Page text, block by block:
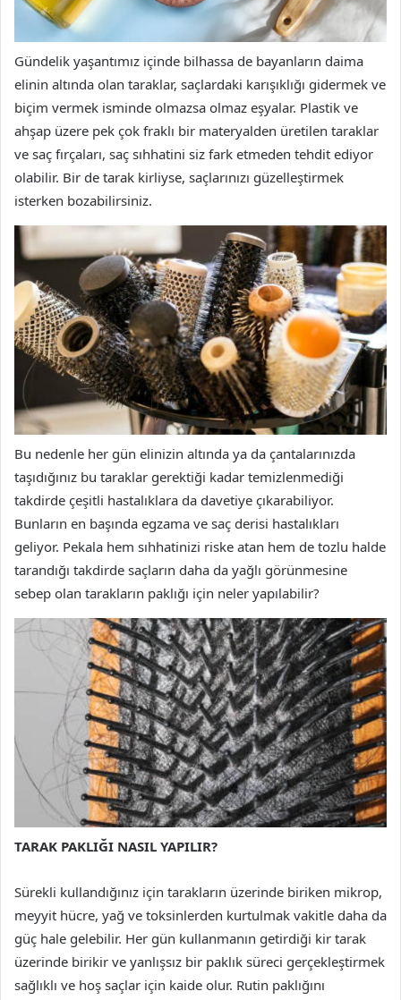
Gündelik yaşantımız içinde bilhassa de bayanların daima
elinin altında olan taraklar, saçlardaki karışıklığı gidermek ve
biçim vermek isminde olmazsa olmaz eşyalar. Plastik ve
ahşap üzere pek çok fraklı bir materyalden üretilen taraklar
ve saç fırçaları, saç sıhhatini siz fark etmeden tehdit ediyor
olabilir. Bir de tarak kirliyse, saçlarınızı güzelleştirmek
isterken bozabilirsiniz.
Bu nedenle her gün elinizin altında ya da çantalarınızda
taşıdığınız bu taraklar gerektiği kadar temizlenmediği
takdirde çeşitli hastalıklara da davetiye çıkarabiliyor.
Bunların en başında egzama ve saç derisi hastalıkları
geliyor. Pekala hem sıhhatinizi riske atan hem de tozlu halde
tarandığı takdirde saçların daha da yağlı görünmesine
sebep olan tarakların paklığı için neler yapılabilir?
TARAK PAKLIĞI NASIL YAPILIR?
Sürekli kullandığınız için tarakların üzerinde biriken mikrop,
meyyit hücre, yağ ve toksinlerden kurtulmak vakitle daha da
güç hale gelebilir. Her gün kullanmanın getirdiği kir tarak
üzerinde birikir ve yanlışsız bir paklık süreci gerçekleştirmek
sağlıklı ve hoş saçlar için kaide olur. Rutin paklığını